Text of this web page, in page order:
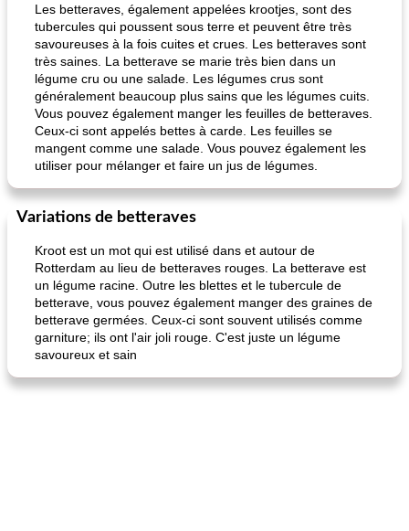
Les betteraves, également appelées krootjes, sont des
tubercules qui poussent sous terre et peuvent être très
savoureuses à la fois cuites et crues. Les betteraves sont
très saines. La betterave se marie très bien dans un
légume cru ou une salade. Les légumes crus sont
généralement beaucoup plus sains que les légumes cuits.
Vous pouvez également manger les feuilles de betteraves.
Ceux-ci sont appelés bettes à carde. Les feuilles se
mangent comme une salade. Vous pouvez également les
utiliser pour mélanger et faire un jus de légumes.
Variations de betteraves
Kroot est un mot qui est utilisé dans et autour de
Rotterdam au lieu de betteraves rouges. La betterave est
un légume racine. Outre les blettes et le tubercule de
betterave, vous pouvez également manger des graines de
betterave germées. Ceux-ci sont souvent utilisés comme
garniture; ils ont l'air joli rouge. C'est juste un légume
savoureux et sain